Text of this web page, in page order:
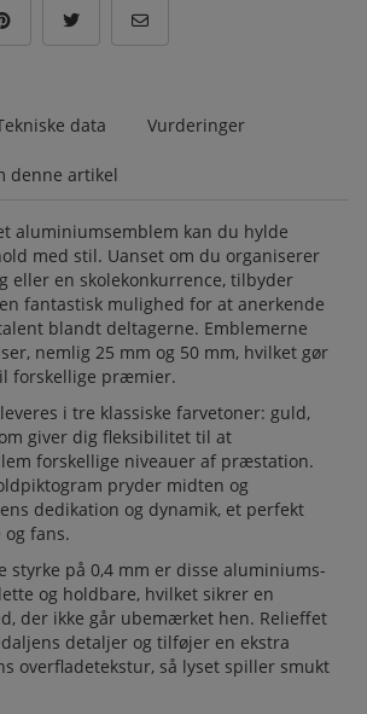
data Vurderinger
denne artikel
aluminiumsemblem kan du hylde
med stil. Uanset om du organiserer
eller en skolekonkurrence, tilbyder
fantastisk mulighed for at anerkende
blandt deltagerne. Emblemerne
nemlig 25 mm og 50 mm, hvilket gør
forskellige præmier.
i tre klassiske farvetoner: guld,
giver dig fleksibilitet til at
forskellige niveauer af præstation.
pryder midten og
dedikation og dynamik, et perfekt
fans.
styrke på 0,4 mm er disse aluminiums-
og holdbare, hvilket sikrer en
der ikke går ubemærket hen. Relieffet
detaljer og tilføjer en ekstra
overfladetekstur, så lyset spiller smukt